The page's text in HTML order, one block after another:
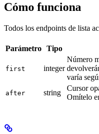
Cómo funciona
Todos los endpoints de lista
Parámetro Tipo
first integer
Número
varía
after string
Cursor
Omítelo